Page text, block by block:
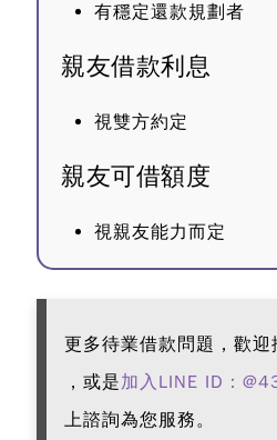
有穩定還款規劃者
親友借款利息
視雙方約定
親友可借額度
視親友能力而定
更多待業借款問題，歡迎
，或是加入LINE ID：
上諮詢為您服務。